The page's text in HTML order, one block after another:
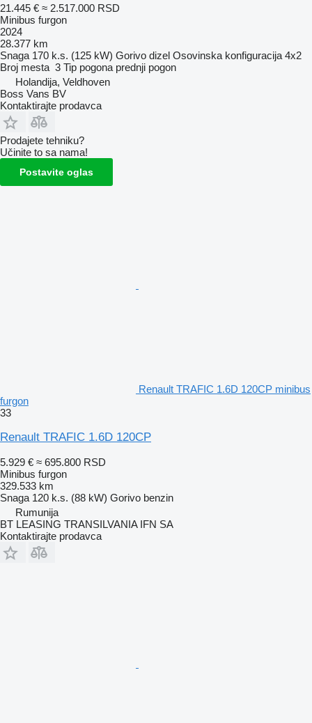
21.445 € ≈ 2.517.000 RSD
Minibus furgon
2024
28.377 km
Snaga 170 k.s. (125 kW) Gorivo dizel Osovinska konfiguracija 4x2
Broj mesta 3 Tip pogona prednji pogon
Holandija, Veldhoven
Boss Vans BV
Kontaktirajte prodavca
Prodajete tehniku?
Učinite to sa nama!
Postavite oglas
Renault TRAFIC 1.6D 120CP minibus
furgon
33
Renault TRAFIC 1.6D 120CP
5.929 € ≈ 695.800 RSD
Minibus furgon
329.533 km
Snaga 120 k.s. (88 kW) Gorivo benzin
Rumunija
BT LEASING TRANSILVANIA IFN SA
Kontaktirajte prodavca